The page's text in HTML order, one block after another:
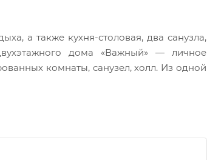
а также кухня-столовая, два санузла,
дома «Важный» — личное
комнаты, санузел, холл. Из одной